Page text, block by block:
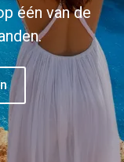
één van de